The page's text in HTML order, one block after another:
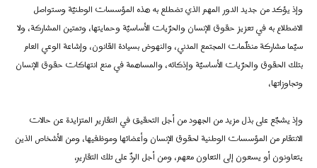
وإذ يؤكد من جديد الدور المهم الذي تضطلع به هذه المؤسسات الوطنيّة وستواصل
الاضطلاع به في تعزيز حقوق الإنسان والحرّيات الأساسيّة وحمايتها، وتمتين المشاركة، ولا
سيّما مشاركة منظّمات المجتمع المدني، والنهوض بسيادة القانون، وإشاعة الوعي العام
بتلك الحقوق والحرّيات الأساسيّة وإذكائه، والمساهمة في منع انتهاكات حقوق الإنسان
وتجاوزاتها،
وإذ يشجّع على بذل مزيد من الجهود من أجل التحقيق في التقارير المتزايدة عن حالات
الانتقام من المؤسسات الوطنية لحقوق الإنسان وأعضائها وموظفيها، ومن الأشخاص الذين
يتعاونون أو يسعون إلى التعاون معهم، ومن أجل الردّ على تلك التقارير،